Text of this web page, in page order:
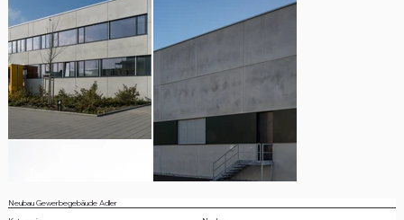
Neubau Gewerbegebäude Adler